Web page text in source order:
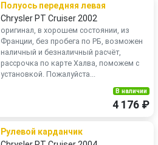
Полуось передняя левая
Chrysler PT Cruiser 2002
оригинал, в хорошем состоянии, из
Франции, без пробега по РБ, возможен
наличный и безналичный расчёт,
рассрочка по карте Халва, поможем с
установкой. Пожалуйста...
В наличии
4 176 ₽
Рулевой карданчик